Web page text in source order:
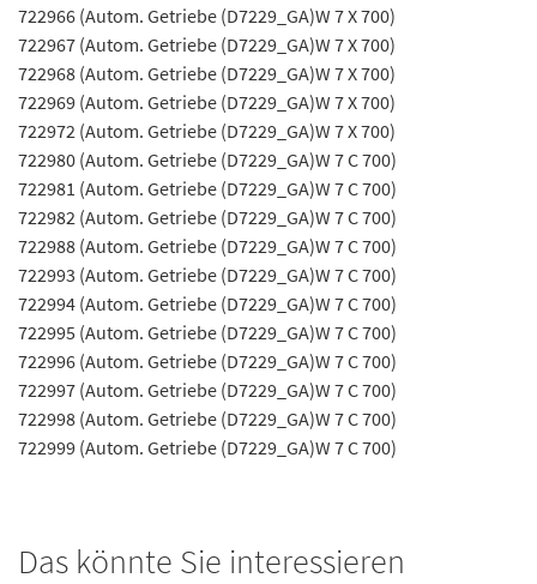
722966 (Autom. Getriebe (D7229_GA)W 7 X 700)
722967 (Autom. Getriebe (D7229_GA)W 7 X 700)
722968 (Autom. Getriebe (D7229_GA)W 7 X 700)
722969 (Autom. Getriebe (D7229_GA)W 7 X 700)
722972 (Autom. Getriebe (D7229_GA)W 7 X 700)
722980 (Autom. Getriebe (D7229_GA)W 7 C 700)
722981 (Autom. Getriebe (D7229_GA)W 7 C 700)
722982 (Autom. Getriebe (D7229_GA)W 7 C 700)
722988 (Autom. Getriebe (D7229_GA)W 7 C 700)
722993 (Autom. Getriebe (D7229_GA)W 7 C 700)
722994 (Autom. Getriebe (D7229_GA)W 7 C 700)
722995 (Autom. Getriebe (D7229_GA)W 7 C 700)
722996 (Autom. Getriebe (D7229_GA)W 7 C 700)
722997 (Autom. Getriebe (D7229_GA)W 7 C 700)
722998 (Autom. Getriebe (D7229_GA)W 7 C 700)
722999 (Autom. Getriebe (D7229_GA)W 7 C 700)
Das könnte Sie interessieren